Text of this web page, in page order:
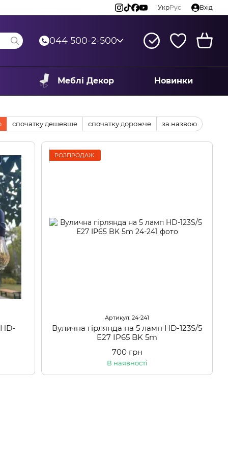
УкрРус Вхід
044 500-2-500
Меблі Декор Новинки
спочатку дешевше спочатку дорожче за назвою
РОЗПРОДАЖ
Артикул: 24-241
Вулична гірлянда на 5 ламп HD-123S/5
E27 IP65 BK 5m
700 грн
В наявності